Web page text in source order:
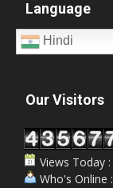
Language
Hindi
Our Visitors
Views Today :
Who's Online :